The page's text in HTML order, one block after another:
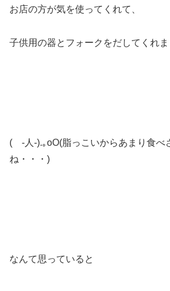
お店の方が気を使ってくれて、
子供用の器とフォークをだしてくれ
( -人-).｡oO(脂っこいからあまり食べ
ね・・・)
なんて思っていると